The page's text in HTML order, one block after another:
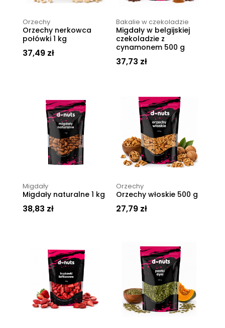
Orzechy
Orzechy nerkowca
połówki 1 kg
37,49 zł
Bakalie w czekoladzie
Migdały w belgijskiej
czekoladzie z
cynamonem 500 g
37,73 zł
Migdały
Migdały naturalne 1 kg
38,83 zł
Orzechy
Orzechy włoskie 500 g
27,79 zł